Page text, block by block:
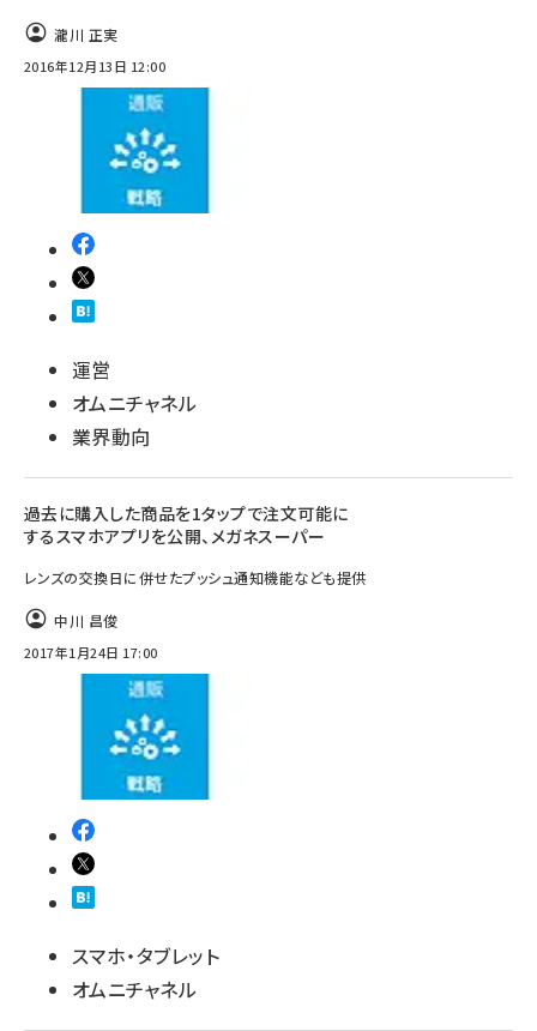
瀧川 正実
2016年12月13日 12:00
運営
オムニチャネル
業界動向
過去に購入した商品を1タップで注文可能に
するスマホアプリを公開、メガネスーパー
レンズの交換日に併せたプッシュ通知機能なども提供
中川 昌俊
2017年1月24日 17:00
スマホ・タブレット
オムニチャネル